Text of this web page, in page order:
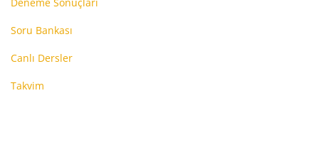
Deneme Sonuçları
Soru Bankası
Canlı Dersler
Takvim